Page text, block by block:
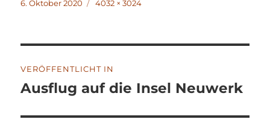
Veröffentlicht
6. Oktober 2020
Volle
4032 × 3024
VERÖFFENTLICHT IN
Ausflug auf die Insel Neuwerk